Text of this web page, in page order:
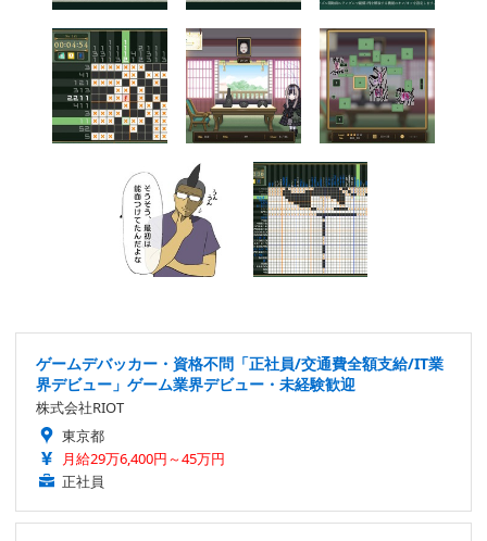
ゲームデバッカー・資格不問「正社員/交通費全額支給/IT業
界デビュー」ゲーム業界デビュー・未経験歓迎
株式会社RIOT
東京都
月給29万6,400円～45万円
正社員